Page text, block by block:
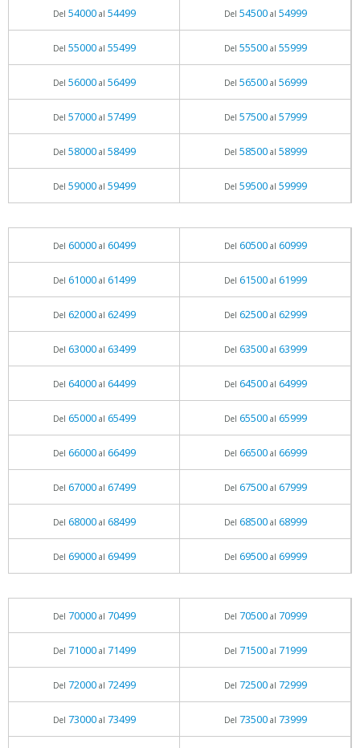
Del 54000al 54499 Del 54500al 54999
Del 55000al 55499 Del 55500al 55999
Del 56000al 56499 Del 56500al 56999
Del 57000al 57499 Del 57500al 57999
Del 58000al 58499 Del 58500al 58999
Del 59000al 59499 Del 59500al 59999
Del 60000al 60499 Del 60500al 60999
Del 61000al 61499 Del 61500al 61999
Del 62000al 62499 Del 62500al 62999
Del 63000al 63499 Del 63500al 63999
Del 64000al 64499 Del 64500al 64999
Del 65000al 65499 Del 65500al 65999
Del 66000al 66499 Del 66500al 66999
Del 67000al 67499 Del 67500al 67999
Del 68000al 68499 Del 68500al 68999
Del 69000al 69499 Del 69500al 69999
Del 70000al 70499 Del 70500al 70999
Del 71000al 71499 Del 71500al 71999
Del 72000al 72499 Del 72500al 72999
Del 73000al 73499 Del 73500al 73999